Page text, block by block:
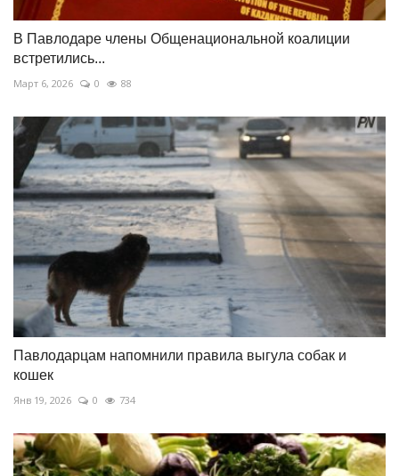
В Павлодаре члены Общенациональной коалиции
встретились...
Март 6, 2026 0 88
Павлодарцам напомнили правила выгула собак и
кошек
Янв 19, 2026 0 734